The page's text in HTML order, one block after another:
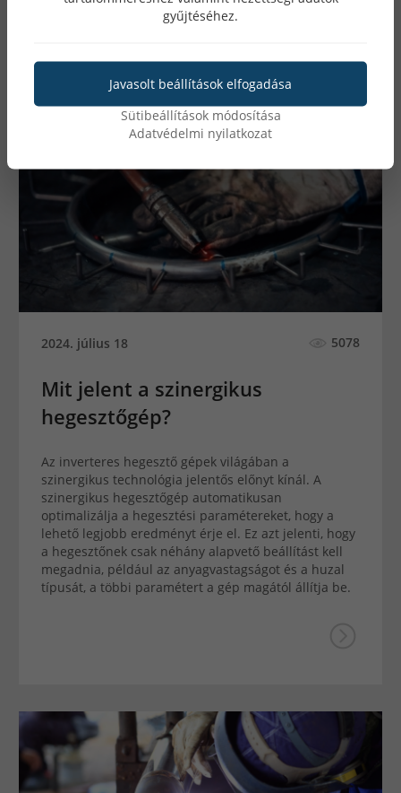
2024. július 18 5078
Mit jelent a szinergikus
hegesztőgép?
Az inverteres hegesztő gépek világában a
szinergikus technológia jelentős előnyt kínál. A
szinergikus hegesztőgép automatikusan
optimalizálja a hegesztési paramétereket, hogy a
lehető legjobb eredményt érje el. Ez azt jelenti, hogy
a hegesztőnek csak néhány alapvető beállítást kell
megadnia, például az anyagvastagságot és a huzal
típusát, a többi paramétert a gép magától állítja be.
gyűjtéséhez.
Javasolt beállítások elfogadása
Sütibeállítások módosítása
Adatvédelmi nyilatkozat